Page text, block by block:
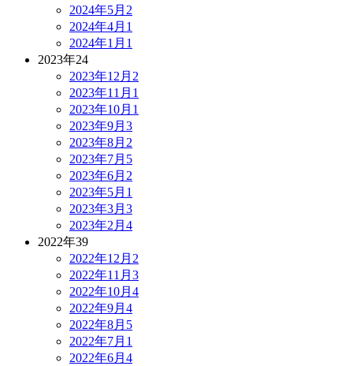
2024年5月 2
2024年4月 1
2024年1月 1
2023年24
2023年12月 2
2023年11月 1
2023年10月 1
2023年9月 3
2023年8月 2
2023年7月 5
2023年6月 2
2023年5月 1
2023年3月 3
2023年2月 4
2022年39
2022年12月 2
2022年11月 3
2022年10月 4
2022年9月 4
2022年8月 5
2022年7月 1
2022年6月 4